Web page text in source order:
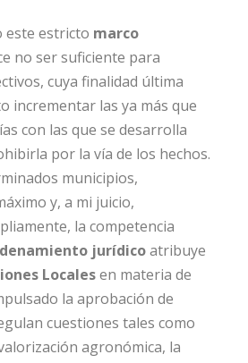
este estricto marco
no ser suficiente para
cuya finalidad última
incrementar las ya más que
con las que se desarrolla
por la vía de los hechos.
municipios,
y, a mi juicio,
la competencia
jurídicoatribuye
Localesen materia de
la aprobación de
cuestiones tales como
agronómica, la